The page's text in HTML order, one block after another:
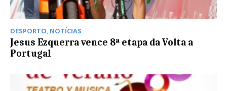
DESPORTO, NOTÍCIAS
Jesus Ezquerra vence 8ª etapa da Volta a
Portugal